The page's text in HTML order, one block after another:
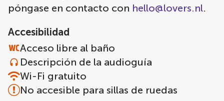
póngase en contacto con hello@lovers.nl.
Accesibilidad
Acceso libre al baño
Descripción de la audioguía
Wi-Fi gratuito
No accesible para sillas de ruedas